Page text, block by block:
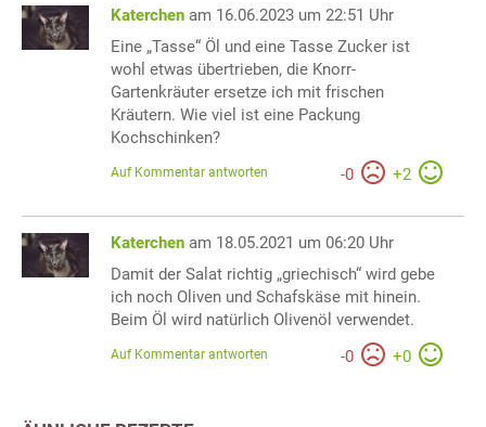
Katerchen am 16.06.2023 um 22:51 Uhr
Eine „Tasse“ Öl und eine Tasse Zucker ist
wohl etwas übertrieben, die Knorr-
Gartenkräuter ersetze ich mit frischen
Kräutern. Wie viel ist eine Packung
Kochschinken?
-0 +2
Auf Kommentar antworten
Katerchen am 18.05.2021 um 06:20 Uhr
Damit der Salat richtig „griechisch“ wird gebe
ich noch Oliven und Schafskäse mit hinein.
Beim Öl wird natürlich Olivenöl verwendet.
-0 +0
Auf Kommentar antworten